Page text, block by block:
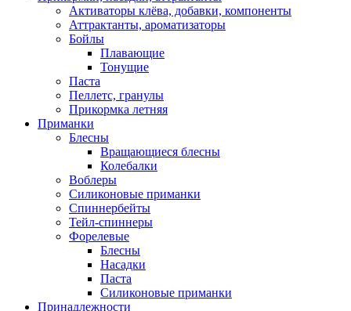
Активаторы клёва, добавки, компоненты
Аттрактанты, ароматизаторы
Бойлы
Плавающие
Тонущие
Паста
Пеллетс, гранулы
Прикормка летняя
Приманки
Блесны
Вращающиеся блесны
Колебалки
Воблеры
Силиконовые приманки
Спиннербейты
Тейл-спиннеры
Форелевые
Блесны
Насадки
Паста
Силиконовые приманки
Принадлежности